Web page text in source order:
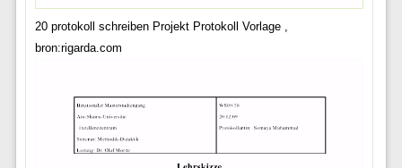
20 protokoll schreiben Projekt Protokoll Vorlage ,
bron:rigarda.com